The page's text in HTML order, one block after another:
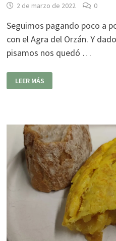
2 de marzo de 2022 0
Seguimos pagando poco a
con el Agra del Orzán. Y
pisamos nos quedó …
ANTOXO
LEER MÁS